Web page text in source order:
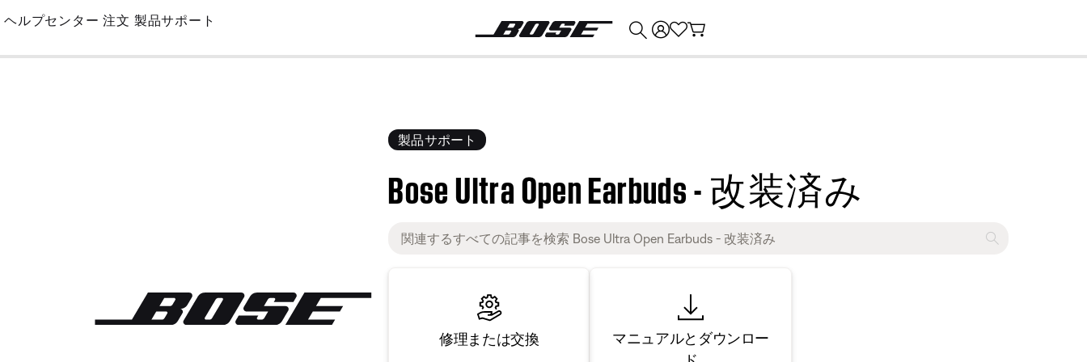
Skip
Main
ヘルプセンター 注文 製品サポート
製品サポート
Bose Ultra Open Earbuds - 改装済み
修理または交換
マニュアルとダウンロー